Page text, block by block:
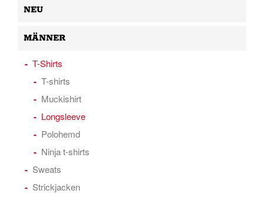
NEU
MÄNNER
T-Shirts
T-shirts
Muckishirt
Longsleeve
Polohemd
Ninja t-shirts
Sweats
Strickjacken